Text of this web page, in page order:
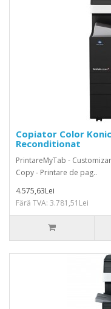
Copiator Color
Reconditionat
PrintareMyTab -
Copy - Printare de pag..
4.575,63Lei
Fără TVA: 3.781,51Lei